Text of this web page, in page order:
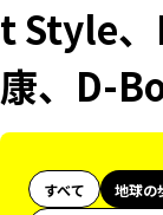
t Style、
康、D-
すべて 地球の